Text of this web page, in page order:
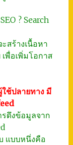
? Search
สร้างเนื้อหา
พื่อเพิ่มโอกาส
ช้ปลายทาง มี
ดึงข้อมูลจาก
แบบหนึ่งคือ